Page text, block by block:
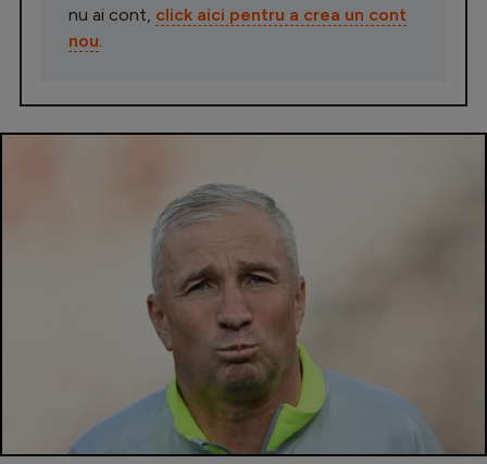
nu ai cont, click aici pentru a crea un cont
nou